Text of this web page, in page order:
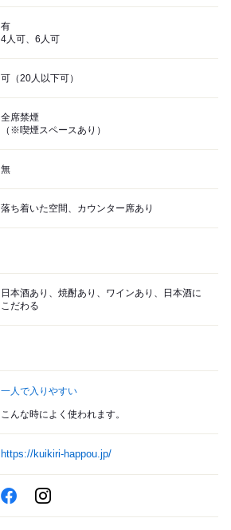
有
4人可、6人可
可（20人以下可）
全席禁煙
（※喫煙スペースあり）
無
落ち着いた空間、カウンター席あり
日本酒あり、焼酎あり、ワインあり、日本酒に
こだわる
一人で入りやすい
こんな時によく使われます。
https://kuikiri-happou.jp/